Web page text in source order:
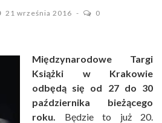
21 września 2016 0
Międzynarodowe Targi
Książki w Krakowie
odbędą się od 27 do 30
października bieżącego
roku. Będzie to już 20.